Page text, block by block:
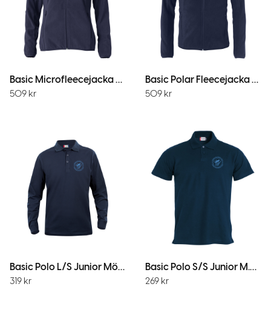
Basic Microfleecejacka Dam MörkMarin
509 kr
Basic Polar Fleecejacka Mörk Marin
509 kr
Basic Polo L/S Junior MörkMarin
319 kr
Basic Polo S/S Junior M.Marin
269 kr